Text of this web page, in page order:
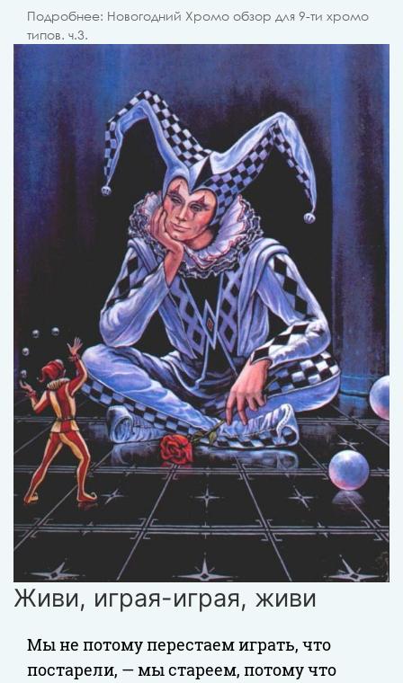
Подробнее: Новогодний Хромо обзор для 9-ти хромо
типов. ч.3.
Живи, играя-играя, живи
Мы не потому перестаем играть, что
постарели, — мы стареем, потому что